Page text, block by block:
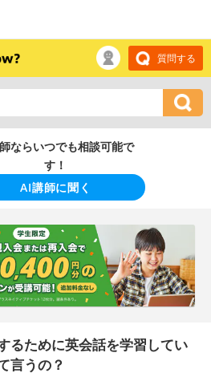
質問する
ならいつでも相談可能で
す！
AI講師に聞く
るために英会話を学習してい
言うの？